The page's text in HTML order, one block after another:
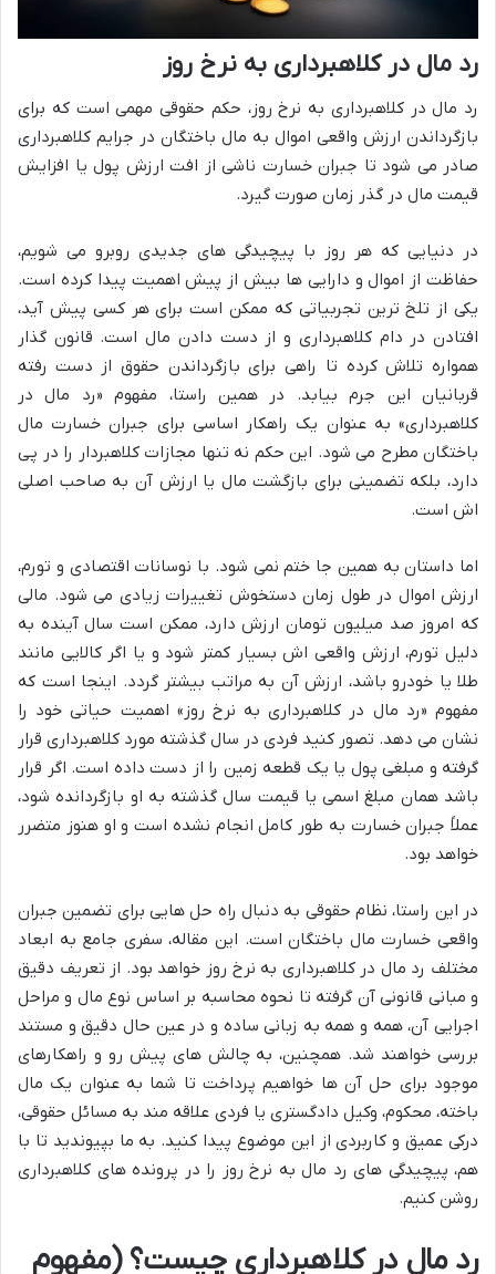
رد مال در کلاهبرداری به نرخ روز
رد مال در کلاهبرداری به نرخ روز، حکم حقوقی مهمی است که برای
بازگرداندن ارزش واقعی اموال به مال باختگان در جرایم کلاهبرداری
صادر می شود تا جبران خسارت ناشی از افت ارزش پول یا افزایش
قیمت مال در گذر زمان صورت گیرد.
در دنیایی که هر روز با پیچیدگی های جدیدی روبرو می شویم،
حفاظت از اموال و دارایی ها بیش از پیش اهمیت پیدا کرده است.
یکی از تلخ ترین تجربیاتی که ممکن است برای هر کسی پیش آید،
افتادن در دام کلاهبرداری و از دست دادن مال است. قانون گذار
همواره تلاش کرده تا راهی برای بازگرداندن حقوق از دست رفته
قربانیان این جرم بیابد. در همین راستا، مفهوم «رد مال در
کلاهبرداری» به عنوان یک راهکار اساسی برای جبران خسارت مال
باختگان مطرح می شود. این حکم نه تنها مجازات کلاهبردار را در پی
دارد، بلکه تضمینی برای بازگشت مال یا ارزش آن به صاحب اصلی
اش است.
اما داستان به همین جا ختم نمی شود. با نوسانات اقتصادی و تورم،
ارزش اموال در طول زمان دستخوش تغییرات زیادی می شود. مالی
که امروز صد میلیون تومان ارزش دارد، ممکن است سال آینده به
دلیل تورم، ارزش واقعی اش بسیار کمتر شود و یا اگر کالایی مانند
طلا یا خودرو باشد، ارزش آن به مراتب بیشتر گردد. اینجا است که
مفهوم «رد مال در کلاهبرداری به نرخ روز» اهمیت حیاتی خود را
نشان می دهد. تصور کنید فردی در سال گذشته مورد کلاهبرداری قرار
گرفته و مبلغی پول یا یک قطعه زمین را از دست داده است. اگر قرار
باشد همان مبلغ اسمی یا قیمت سال گذشته به او بازگردانده شود،
عملاً جبران خسارت به طور کامل انجام نشده است و او هنوز متضرر
خواهد بود.
در این راستا، نظام حقوقی به دنبال راه حل هایی برای تضمین جبران
واقعی خسارت مال باختگان است. این مقاله، سفری جامع به ابعاد
مختلف رد مال در کلاهبرداری به نرخ روز خواهد بود. از تعریف دقیق
و مبانی قانونی آن گرفته تا نحوه محاسبه بر اساس نوع مال و مراحل
اجرایی آن، همه و همه به زبانی ساده و در عین حال دقیق و مستند
بررسی خواهند شد. همچنین، به چالش های پیش رو و راهکارهای
موجود برای حل آن ها خواهیم پرداخت تا شما به عنوان یک مال
باخته، محکوم، وکیل دادگستری یا فردی علاقه مند به مسائل حقوقی،
درکی عمیق و کاربردی از این موضوع پیدا کنید. به ما بپیوندید تا با
هم، پیچیدگی های رد مال به نرخ روز را در پرونده های کلاهبرداری
روشن کنیم.
رد مال در کلاهبرداری چیست؟ (مفهوم